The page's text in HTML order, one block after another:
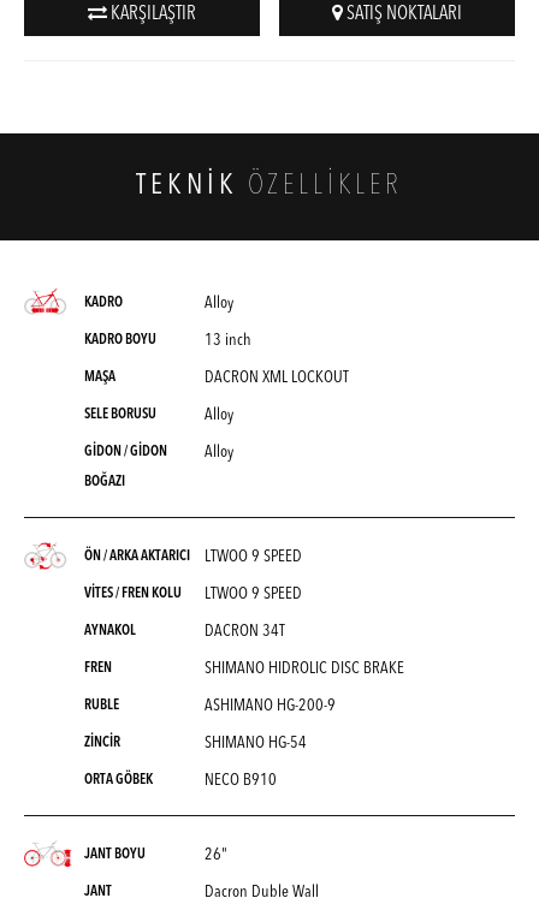
KARŞILAŞTIR SATIŞ NOKTALARI
TEKNİK ÖZELLİKLER
KADRO Alloy
KADRO BOYU 13 inch
MAŞA DACRON XML LOCKOUT
SELE BORUSU Alloy
GİDON / GİDON
BOĞAZI
Alloy
ÖN / ARKA AKTARICI LTWOO 9 SPEED
VİTES / FREN KOLU LTWOO 9 SPEED
AYNAKOL DACRON 34T
FREN SHIMANO HIDROLIC DISC BRAKE
RUBLE ASHIMANO HG-200-9
ZİNCİR SHIMANO HG-54
ORTA GÖBEK NECO B910
JANT BOYU 26"
JANT Dacron Duble Wall